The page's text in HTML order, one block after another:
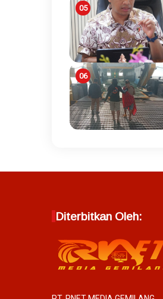
Diterbitkan Oleh: